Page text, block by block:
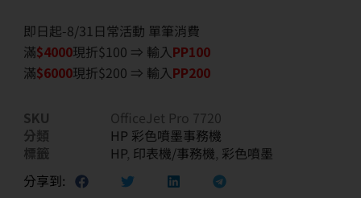
即日起-8/31日常活動 單筆消費
滿$4000現折$100 ⇒ 輸入PP100
滿$6000現折$200 ⇒ 輸入PP200
SKU
OfficeJet Pro 7720
分類
HP 彩色噴墨事務機
標籤
HP, 印表機/事務機, 彩色噴墨
分享到: